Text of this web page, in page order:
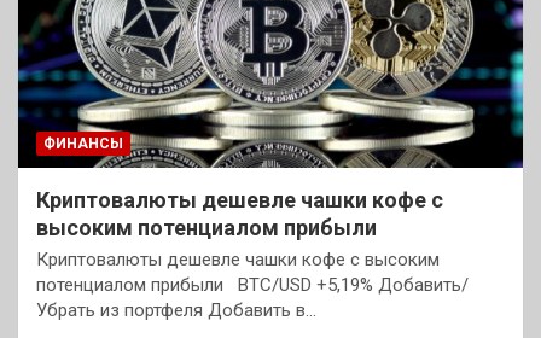
ФИНАНСЫ
Криптовалюты дешевле чашки кофе с
высоким потенциалом прибыли
Криптовалюты дешевле чашки кофе с высоким
потенциалом прибыли BTC/USD +5,19% Добавить/
Убрать из портфеля Добавить в…